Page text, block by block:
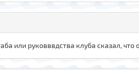
или руковввдства клуба сказал,